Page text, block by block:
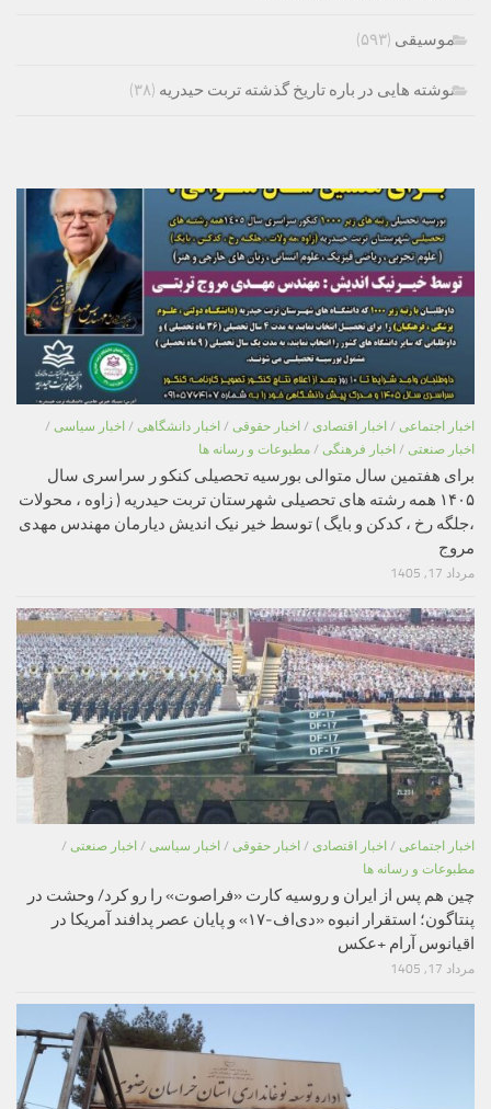
موسیقی (۵۹۳)
نوشته هایی در باره تاریخ گذشته تربت حیدریه (۳۸)
اخبار اجتماعی / اخبار اقتصادی / اخبار حقوقی / اخبار دانشگاهی / اخبار سیاسی /
اخبار صنعتی / اخبار فرهنگی / مطبوعات و رسانه ها
برای هفتمین سال متوالی بورسیه تحصیلی کنکو ر سراسری سال
۱۴۰۵ همه رشته های تحصیلی شهرستان تربت حیدریه ( زاوه ، محولات
،جلگه رخ ، کدکن و بایگ ) توسط خیر نیک اندیش دیارمان مهندس مهدی
مروج
مرداد 17, 1405
اخبار اجتماعی / اخبار اقتصادی / اخبار حقوقی / اخبار سیاسی / اخبار صنعتی /
مطبوعات و رسانه ها
چین هم پس از ایران و روسیه کارت «فراصوت» را رو کرد/ وحشت در
پنتاگون؛ استقرار انبوه «دی‌اف‑۱۷» و پایان عصر پدافند آمریکا در
اقیانوس آرام +عکس
مرداد 17, 1405